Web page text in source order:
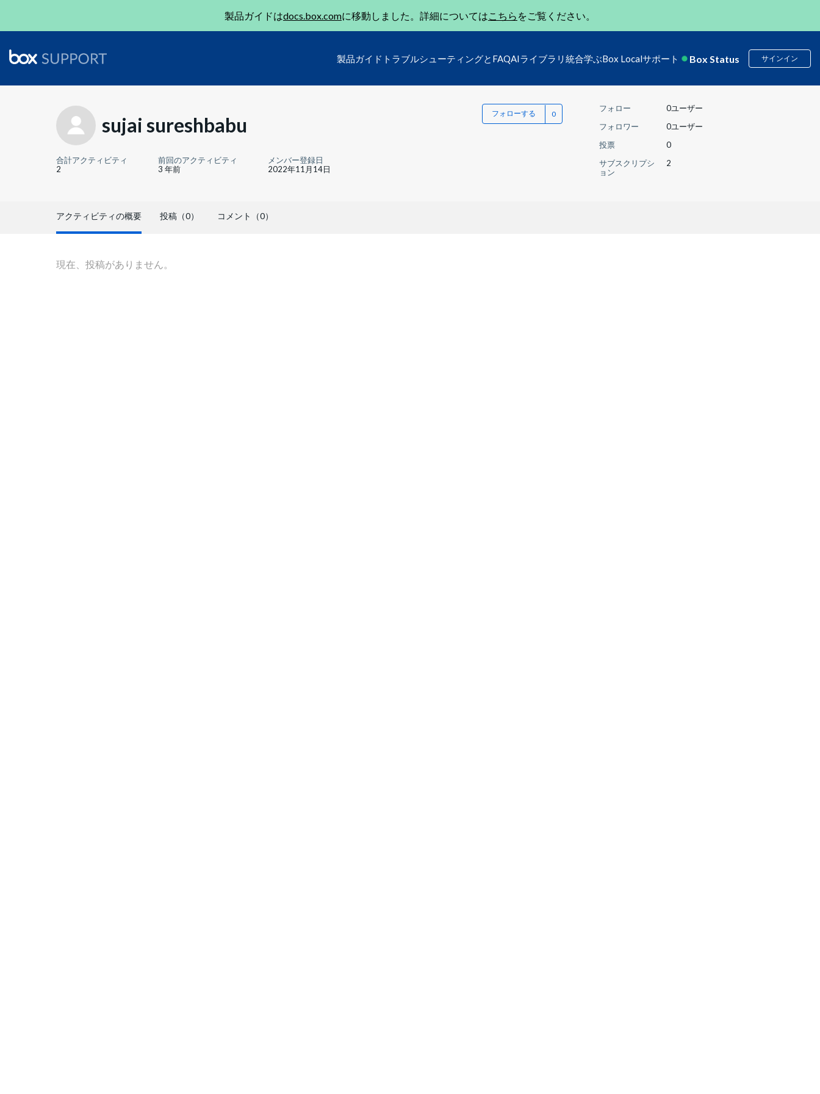
製品ガイドはdocs.box.comに移動しました。詳細についてはこちら をご覧ください。
製品ガイド トラブルシューティングとFAQAIライブラリ 統合学ぶBox Localサポート Box Status サインイン
sujai sureshbabu フォローする
合計アクティビティ
2
前回のアクティビティ
3 年前
メンバー登録日
2022年11月14日
フォロー
0ユーザー
フォロワー
0ユーザー
投票
0
サブスクリプシ
ョン
2
アクティビティの概要 投稿（0） コメント（0）
現在、投稿がありません。